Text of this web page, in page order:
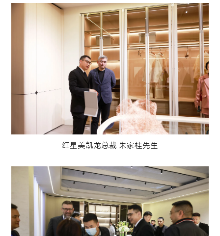
红星美凯龙总裁 朱家桂先生